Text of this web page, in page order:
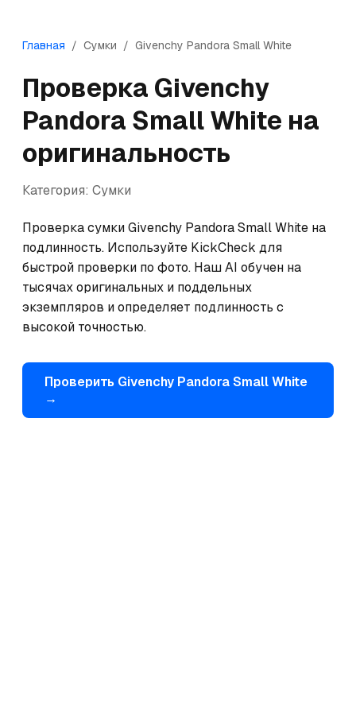
Главная / Сумки / Givenchy Pandora Small White
Проверка Givenchy
Pandora Small White на
оригинальность
Категория: Сумки
Проверка сумки Givenchy Pandora Small White на
подлинность. Используйте KickCheck для
быстрой проверки по фото. Наш AI обучен на
тысячах оригинальных и поддельных
экземпляров и определяет подлинность с
высокой точностью.
Проверить Givenchy Pandora Small White
→